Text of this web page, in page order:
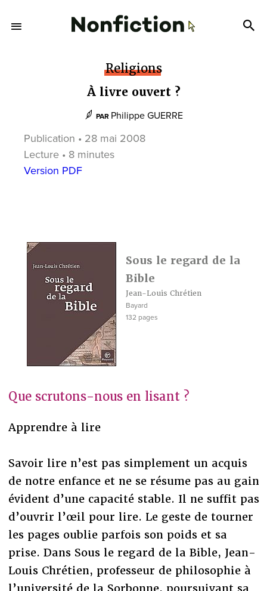
Religions
À livre ouvert ?
PAR Philippe GUERRE
Publication • 28 mai 2008
Lecture • 8 minutes
Version PDF
Sous le regard de la
Bible
Jean-Louis Chrétien
Bayard
132 pages
Que scrutons-nous en lisant ?
Apprendre à lire
Savoir lire n’est pas simplement un acquis
de notre enfance et ne se résume pas au gain
évident d’une capacité stable. Il ne suffit pas
d’ouvrir l’œil pour lire. Le geste de tourner
les pages oublie parfois son poids et sa
prise. Dans Sous le regard de la Bible, Jean-
Louis Chrétien, professeur de philosophie à
l’université de la Sorbonne, poursuivant sa